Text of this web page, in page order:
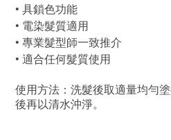
• 具鎖色功能
• 電染髮質適用
• 專業髮型師一致推介
• 適合任何髮質使用
使用方法：洗髮後取適量均勻
後再以清水沖淨。